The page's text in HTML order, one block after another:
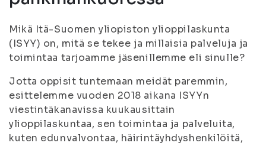
Mikä Itä-Suomen yliopiston ylioppilaskunta
(ISYY) on, mitä se tekee ja millaisia palveluja ja
toimintaa tarjoamme jäsenillemme eli sinulle?
Jotta oppisit tuntemaan meidät paremmin,
esittelemme vuoden 2018 aikana ISYYn
viestintäkanavissa kuukausittain
ylioppilaskuntaa, sen toimintaa ja palveluita,
kuten edunvalvontaa, häirintäyhdyshenkilöitä,